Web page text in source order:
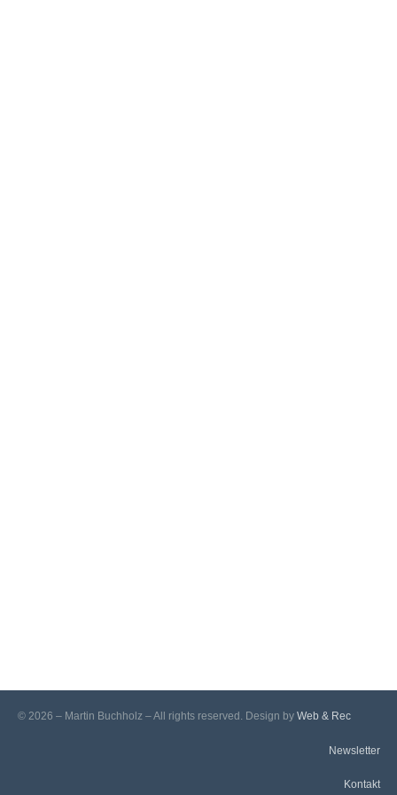
Dokumentationen
© 2026 – Martin Buchholz – All rights reserved. Design by Web & Rec
Newsletter
Kontakt